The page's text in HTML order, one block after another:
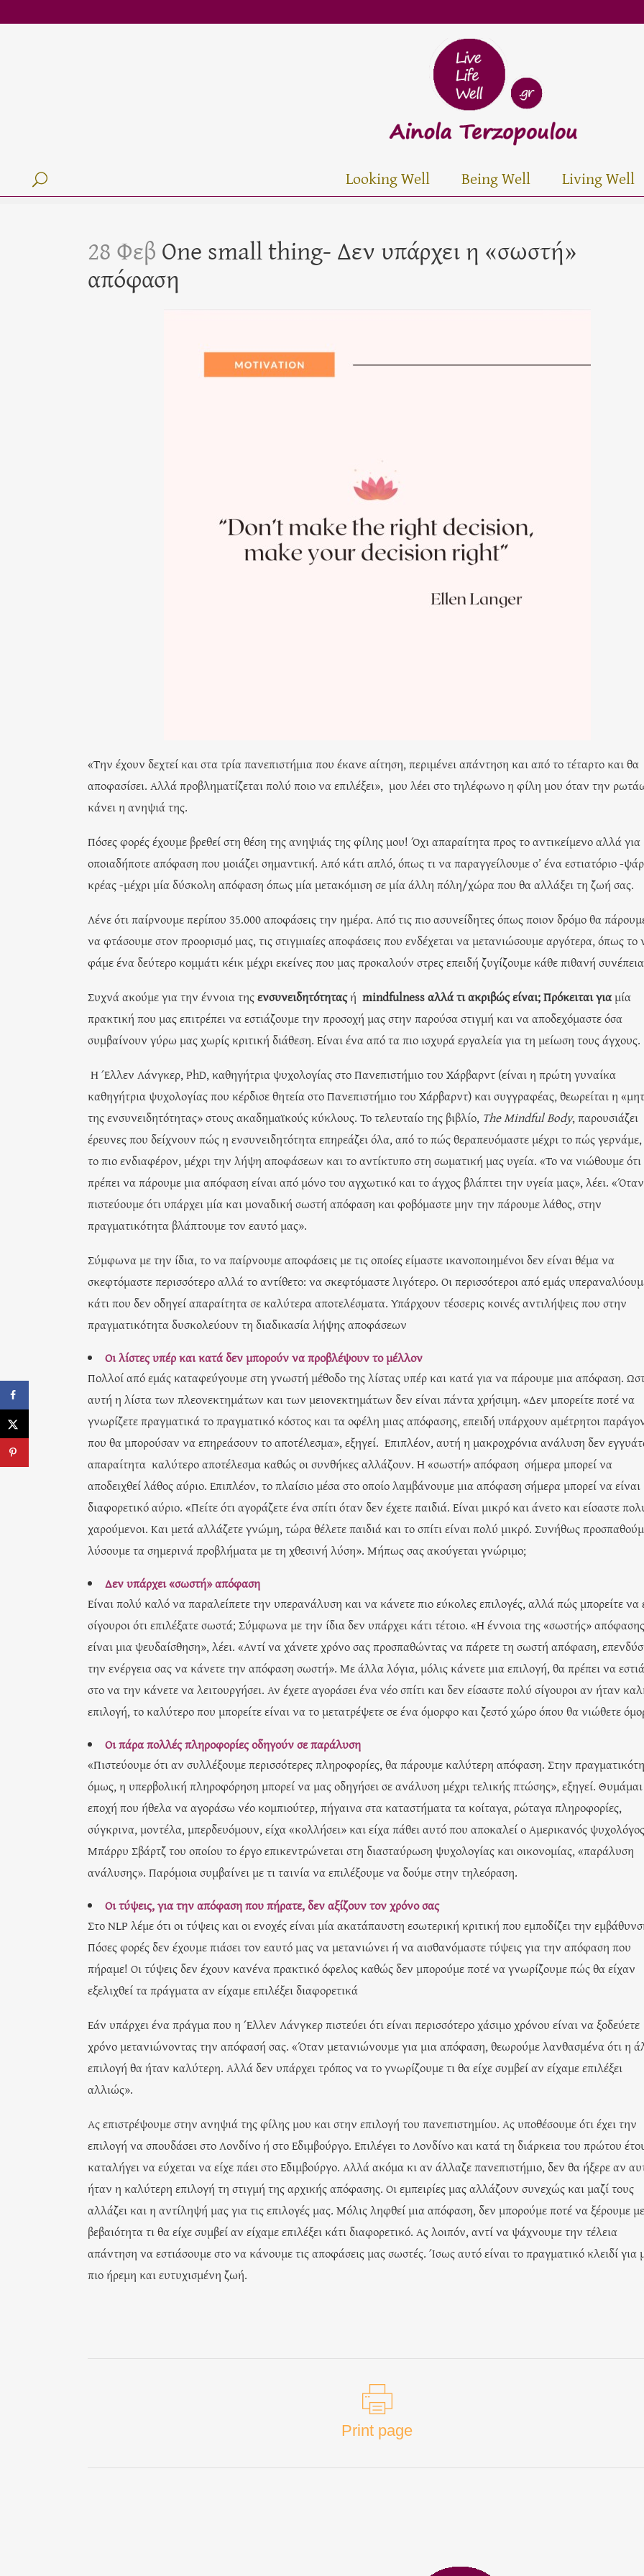
Looking Well Being Well Living Well
28 Φεβ One small thing- Δεν υπάρχει η «σωστή»
απόφαση
«Την έχουν δεχτεί και στα τρία πανεπιστήμια που έκανε αίτηση, περιμένει απάντηση και από το τέταρτο και θα
αποφασίσει. Αλλά προβληματίζεται πολύ ποιο να επιλέξει», μου λέει στο τηλέφωνο η φίλη μου όταν την
κάνει η ανηψιά της.
Πόσες φορές έχουμε βρεθεί στη θέση της ανηψιάς της φίλης μου! Όχι απαραίτητα προς το αντικείμενο αλλά για
οποιαδήποτε απόφαση που μοιάζει σημαντική. Από κάτι απλό, όπως τι να παραγγείλουμε σ’ ένα εστιατόριο -
κρέας -μέχρι μία δύσκολη απόφαση όπως μία μετακόμιση σε μία άλλη πόλη/χώρα που θα αλλάξει τη ζωή σας.
Λένε ότι παίρνουμε περίπου 35.000 αποφάσεις την ημέρα. Από τις πιο ασυνείδητες όπως ποιον δρόμο θα
να φτάσουμε στον προορισμό μας, τις στιγμιαίες αποφάσεις που ενδέχεται να μετανιώσουμε αργότερα, όπως το
φάμε ένα δεύτερο κομμάτι κέικ μέχρι εκείνες που μας προκαλούν στρες επειδή ζυγίζουμε κάθε πιθανή
Συχνά ακούμε για την έννοια τηςενσυνειδητότηταςή mindfulnessαλλά τι ακριβώς είναι; Πρόκειται γιαμία
πρακτική που μας επιτρέπει να εστιάζουμε την προσοχή μας στην παρούσα στιγμή και να αποδεχόμαστε όσα
συμβαίνουν γύρω μας χωρίς κριτική διάθεση. Είναι ένα από τα πιο ισχυρά εργαλεία για τη μείωση τους άγχους.
Η Έλλεν Λάνγκερ, PhD, καθηγήτρια ψυχολογίας στο Πανεπιστήμιο του Χάρβαρντ (είναι η πρώτη γυναίκα
καθηγήτρια ψυχολογίας που κέρδισε θητεία στο Πανεπιστήμιο του Χάρβαρντ) και συγγραφέας, θεωρείται η
της ενσυνειδητότητας» στους ακαδημαϊκούς κύκλους. Το τελευταίο της βιβλίο, The Mindful Body, παρουσιάζει
έρευνες που δείχνουν πώς η ενσυνειδητότητα επηρεάζει όλα, από το πώς θεραπευόμαστε μέχρι το πώς
το πιο ενδιαφέρον, μέχρι την λήψη αποφάσεων και το αντίκτυπο στη σωματική μας υγεία. «Το να νιώθουμε ότι
πρέπει να πάρουμε μια απόφαση είναι από μόνο του αγχωτικό και το άγχος βλάπτει την υγεία μας», λέει. «Όταν
πιστεύουμε ότι υπάρχει μία και μοναδική σωστή απόφαση και φοβόμαστε μην την πάρουμε λάθος, στην
πραγματικότητα βλάπτουμε τον εαυτό μας».
Σύμφωνα με την ίδια, το να παίρνουμε αποφάσεις με τις οποίες είμαστε ικανοποιημένοι δεν είναι θέμα να
σκεφτόμαστε περισσότερο αλλά το αντίθετο: να σκεφτόμαστε λιγότερο. Οι περισσότεροι από εμάς
κάτι που δεν οδηγεί απαραίτητα σε καλύτερα αποτελέσματα. Υπάρχουν τέσσερις κοινές αντιλήψεις που στην
πραγματικότητα δυσκολεύουν τη διαδικασία λήψης αποφάσεων
Οι λίστες υπέρ και κατά δεν μπορούν να προβλέψουν το μέλλον
Πολλοί από εμάς καταφεύγουμε στη γνωστή μέθοδο της λίστας υπέρ και κατά για να πάρουμε μια απόφαση.
αυτή η λίστα των πλεονεκτημάτων και των μειονεκτημάτων δεν είναι πάντα χρήσιμη. «Δεν μπορείτε ποτέ να
γνωρίζετε πραγματικά το πραγματικό κόστος και τα οφέλη μιας απόφασης, επειδή υπάρχουν αμέτρητοι
που θα μπορούσαν να επηρεάσουν το αποτέλεσμα», εξηγεί. Επιπλέον, αυτή η μακροχρόνια ανάλυση δεν
απαραίτητα καλύτερο αποτέλεσμα καθώς οι συνθήκες αλλάζουν. Η «σωστή» απόφαση σήμερα μπορεί να
αποδειχθεί λάθος αύριο. Επιπλέον, το πλαίσιο μέσα στο οποίο λαμβάνουμε μια απόφαση σήμερα μπορεί να είναι
διαφορετικό αύριο. «Πείτε ότι αγοράζετε ένα σπίτι όταν δεν έχετε παιδιά. Είναι μικρό και άνετο και είσαστε
χαρούμενοι. Και μετά αλλάζετε γνώμη, τώρα θέλετε παιδιά και το σπίτι είναι πολύ μικρό. Συνήθως
λύσουμε τα σημερινά προβλήματα με τη χθεσινή λύση». Μήπως σας ακούγεται γνώριμο;
Δεν υπάρχει «σωστή» απόφαση
Είναι πολύ καλό να παραλείπετε την υπερανάλυση και να κάνετε πιο εύκολες επιλογές, αλλά πώς μπορείτε να
σίγουροι ότι επιλέξατε σωστά; Σύμφωνα με την ίδια δεν υπάρχει κάτι τέτοιο. «Η έννοια της «σωστής» απόφασης
είναι μια ψευδαίσθηση», λέει. «Αντί να χάνετε χρόνο σας προσπαθώντας να πάρετε τη σωστή απόφαση,
την ενέργεια σας να κάνετε την απόφαση σωστή». Με άλλα λόγια, μόλις κάνετε μια επιλογή, θα πρέπει να
στο να την κάνετε να λειτουργήσει. Αν έχετε αγοράσει ένα νέο σπίτι και δεν είσαστε πολύ σίγουροι αν ήταν
επιλογή, το καλύτερο που μπορείτε είναι να το μετατρέψετε σε ένα όμορφο και ζεστό χώρο όπου θα νιώθετε
Οι πάρα πολλές πληροφορίες οδηγούν σε παράλυση
«Πιστεύουμε ότι αν συλλέξουμε περισσότερες πληροφορίες, θα πάρουμε καλύτερη απόφαση. Στην
όμως, η υπερβολική πληροφόρηση μπορεί να μας οδηγήσει σε ανάλυση μέχρι τελικής πτώσης», εξηγεί.
εποχή που ήθελα να αγοράσω νέο κομπιούτερ, πήγαινα στα καταστήματα τα κοίταγα, ρώταγα πληροφορίες,
σύγκρινα, μοντέλα, μπερδευόμουν, είχα «κολλήσει» και είχα πάθει αυτό που αποκαλεί ο Αμερικανός ψυχολόγος
Μπάρρυ Σβάρτζ του οποίου το έργο επικεντρώνεται στη διασταύρωση ψυχολογίας και οικονομίας, «παράλυση
ανάλυσης». Παρόμοια συμβαίνει με τι ταινία να επιλέξουμε να δούμε στην τηλεόραση.
Οι τύψεις, για την απόφαση που πήρατε, δεν αξίζουν τον χρόνο σας
Στο NLP λέμε ότι οι τύψεις και οι ενοχές είναι μία ακατάπαυστη εσωτερική κριτική που εμποδίζει την
Πόσες φορές δεν έχουμε πιάσει τον εαυτό μας να μετανιώνει ή να αισθανόμαστε τύψεις για την απόφαση που
πήραμε! Οι τύψεις δεν έχουν κανένα πρακτικό όφελος καθώς δεν μπορούμε ποτέ να γνωρίζουμε πώς θα είχαν
εξελιχθεί τα πράγματα αν είχαμε επιλέξει διαφορετικά
Εάν υπάρχει ένα πράγμα που η Έλλεν Λάνγκερ πιστεύει ότι είναι περισσότερο χάσιμο χρόνου είναι να ξοδεύετε
χρόνο μετανιώνοντας την απόφασή σας. «Όταν μετανιώνουμε για μια απόφαση, θεωρούμε λανθασμένα ότι η
επιλογή θα ήταν καλύτερη. Αλλά δεν υπάρχει τρόπος να το γνωρίζουμε τι θα είχε συμβεί αν είχαμε επιλέξει
αλλιώς».
Ας επιστρέψουμε στην ανηψιά της φίλης μου και στην επιλογή του πανεπιστημίου. Ας υποθέσουμε ότι έχει την
επιλογή να σπουδάσει στο Λονδίνο ή στο Εδιμβούργο. Επιλέγει το Λονδίνο και κατά τη διάρκεια του πρώτου
καταλήγει να εύχεται να είχε πάει στο Εδιμβούργο. Αλλά ακόμα κι αν άλλαζε πανεπιστήμιο, δεν θα ήξερε αν
ήταν η καλύτερη επιλογή τη στιγμή της αρχικής απόφασης. Οι εμπειρίες μας αλλάζουν συνεχώς και μαζί τους
αλλάζει και η αντίληψή μας για τις επιλογές μας. Μόλις ληφθεί μια απόφαση, δεν μπορούμε ποτέ να ξέρουμε με
βεβαιότητα τι θα είχε συμβεί αν είχαμε επιλέξει κάτι διαφορετικό. Ας λοιπόν, αντί να ψάχνουμε την τέλεια
απάντηση να εστιάσουμε στο να κάνουμε τις αποφάσεις μας σωστές. Ίσως αυτό είναι το πραγματικό κλειδί για
πιο ήρεμη και ευτυχισμένη ζωή.
Print page